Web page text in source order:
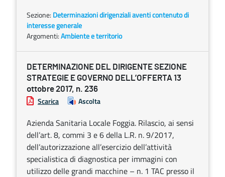
Sezione: Determinazioni dirigenziali aventi contenuto di
interesse generale
Argomenti:Ambiente e territorio
DETERMINAZIONE DEL DIRIGENTE SEZIONE
STRATEGIE E GOVERNO DELL’OFFERTA 13
ottobre 2017, n. 236
Scarica Ascolta
Azienda Sanitaria Locale Foggia. Rilascio, ai sensi
dell’art. 8, commi 3 e 6 della L.R. n. 9/2017,
dell’autorizzazione all’esercizio dell’attività
specialistica di diagnostica per immagini con
utilizzo delle grandi macchine – n. 1 TAC presso il